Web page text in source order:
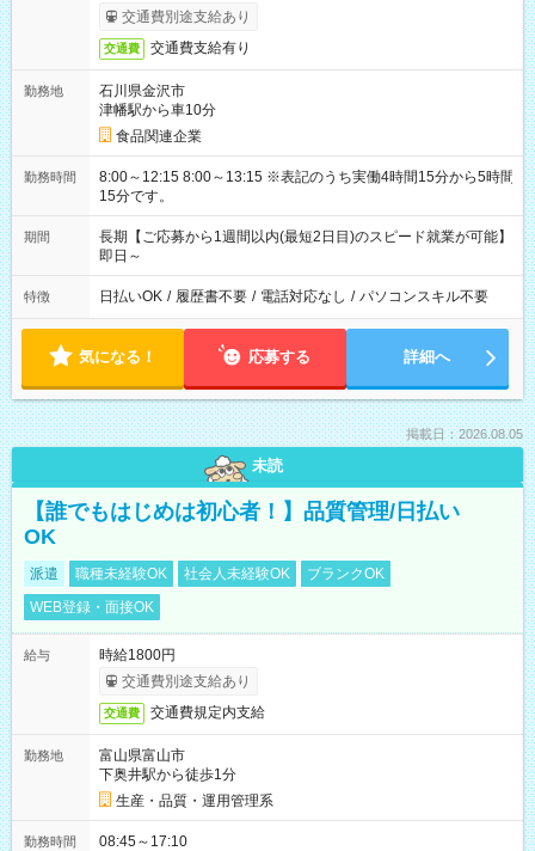
交通費別途支給あり
交通費 交通費支給有り
勤務地
石川県金沢市
津幡駅から車10分
食品関連企業
勤務時間
8:00～12:15 8:00～13:15 ※表記のうち実働4時間15分から5時間
15分です。
期間
長期【ご応募から1週間以内(最短2日目)のスピード就業が可能】
即日～
特徴 日払いOK / 履歴書不要 / 電話対応なし / パソコンスキル不要
気になる！ 応募する 詳細へ
掲載日：2026.08.05
未読
【誰でもはじめは初心者！】品質管理/日払い
OK
派遣 職種未経験OK 社会人未経験OK
ブランクOK
WEB登録・面接OK
給与
時給1800円
交通費別途支給あり
交通費 交通費規定内支給
勤務地
富山県富山市
下奥井駅から徒歩1分
生産・品質・運用管理系
勤務時間 08:45～17:10